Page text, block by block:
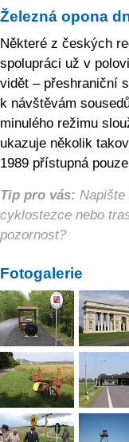
Železná opona
Některé z českých
spolupráci už v
vidět – přeshraniční
k návštěvám
minulého režimu
ukazuje několik
1989 přístupná
Tip pro vás: Napište
cyklostezce nebo
pozornost?
Fotogalerie